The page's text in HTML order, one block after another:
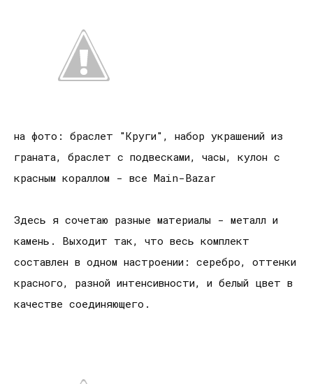
на фото: браслет "Круги", набор украшений из
граната, браслет с подвесками, часы, кулон с
красным кораллом - все Main-Bazar
Здесь я сочетаю разные материалы - металл и
камень. Выходит так, что весь комплект
составлен в одном настроении: серебро, оттенки
красного, разной интенсивности, и белый цвет в
качестве соединяющего.